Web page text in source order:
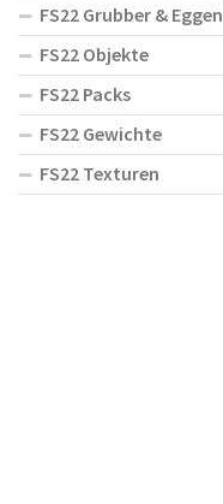
FS22 Grubber & Eggen
FS22 Objekte
FS22 Packs
FS22 Gewichte
FS22 Texturen